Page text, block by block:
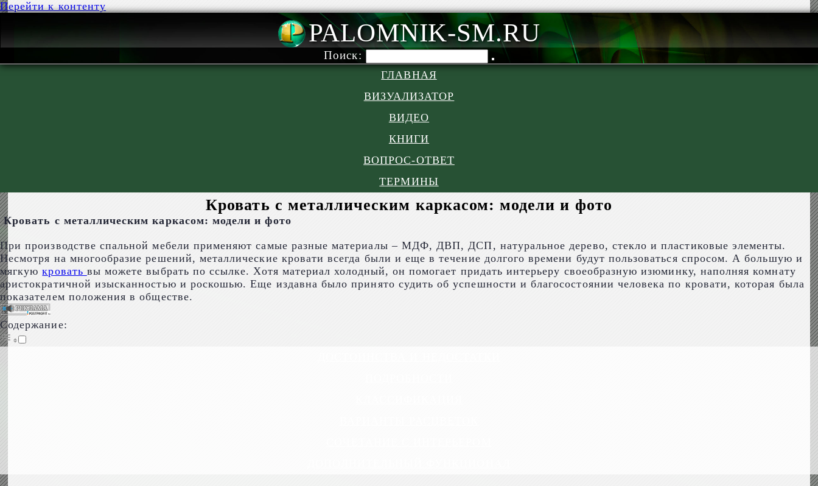
Перейти к контенту
PALOMNIK-SM.RU
Поиск:
ГЛАВНАЯ
ВИЗУАЛИЗАТОР
ВИДЕО
КНИГИ
ВОПРОС-ОТВЕТ
ТЕРМИНЫ
Кровать с металлическим каркасом: модели и фото
Кровать с металлическим каркасом: модели и фото
При производстве спальной мебели применяют самые разные материалы – МДФ, ДВП, ДСП, натуральное дерево, стекло и пластиковые элементы.
Несмотря на многообразие решений, металлические кровати всегда были и еще в течение долгого времени будут пользоваться спросом. А большую и
мягкуюкровать вы можете выбрать по ссылке. Хотя материал холодный, он помогает придать интерьеру своеобразную изюминку, наполняя комнату
аристократичной изысканностью и роскошью. Еще издавна было принято судить об успешности и благосостоянии человека по кровати, которая была
показателем положения в обществе.
Содержание: